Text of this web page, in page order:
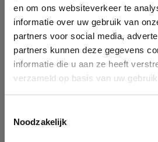
en om ons websiteverkeer te
informatie over uw gebruik van
partners voor social media,
partners kunnen deze gegevens
informatie die u aan ze heeft
verzameld op basis van uw
Noodzakelijk
onderneming
Please fill in your company
You can search a company in our
enterprise ID. When a company is
form. If you don't find your company in
aan support.
Bekijk details